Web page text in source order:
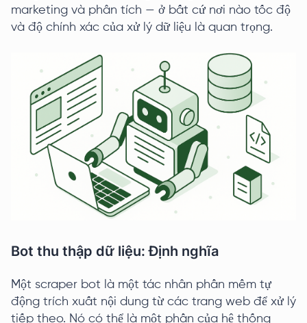
marketing và phân tích — ở bất cứ nơi nào tốc độ
và độ chính xác của xử lý dữ liệu là quan trọng.
Bot thu thập dữ liệu: Định nghĩa
Một scraper bot là một tác nhân phần mềm tự
động trích xuất nội dung từ các trang web để xử lý
tiếp theo. Nó có thể là một phần của hệ thống